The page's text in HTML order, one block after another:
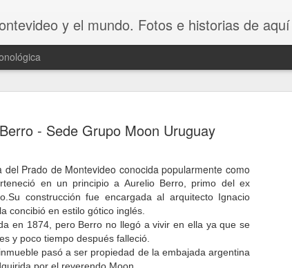
- Sede Grupo Moon Uruguay
del Prado de Montevideo conocida popularmente como
en un principio a Aurelio Berro, primo del ex
Su construcción fue encargada al arquitecto Ignacio
concibió en estilo gótico inglés.
en 1874, pero Berro no llegó a vivir en ella ya que se
y poco tiempo después falleció.
pasó a ser propiedad de la embajada argentina
y el mundo. Fotos e historias de
AUG
8
20
VAGOS
20 INVENTOS